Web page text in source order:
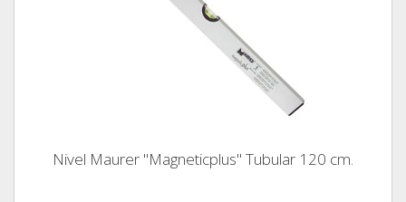
Nivel Maurer "Magneticplus" Tubular 120 cm.